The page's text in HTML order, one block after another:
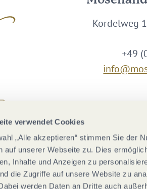
verwendet Cookies
„Alle akzeptieren“ stimmen Sie der
auf unserer Webseite zu. Dies
Inhalte und Anzeigen zu
die Zugriffe auf unsere Website zu
werden Daten an Dritte auch
Kordelweg
+49